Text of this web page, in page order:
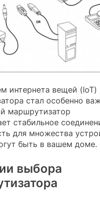
интернета вещей (IoT)
стал особенно
маршрутизатор
стабильное
для множества
быть в вашем доме.
выбора